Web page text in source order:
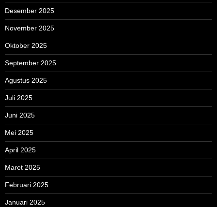
Desember 2025
November 2025
Oktober 2025
September 2025
Agustus 2025
Juli 2025
Juni 2025
Mei 2025
April 2025
Maret 2025
Februari 2025
Januari 2025